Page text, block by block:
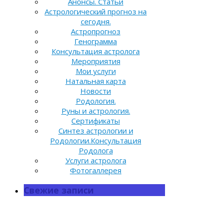
Астрологический прогноз на
сегодня.
Астропрогноз
Генограмма
Консультация астролога
Мероприятия
Мои услуги
Натальная карта
Новости
Родология.
Руны и астрология.
Сертификаты
Синтез астрологии и
Родологии.Консультация
Родолога
Услуги астролога
Фотогаллерея
Свежие записи